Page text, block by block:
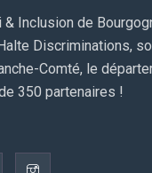
& Inclusion de
Discriminations,
Comté, le
350 partenaires !